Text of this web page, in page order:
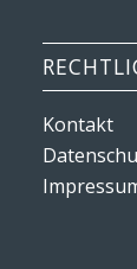
Kontakt